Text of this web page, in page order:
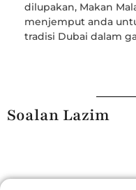
dilupakan, Makan
menjemput anda
tradisi Dubai dalam
Soalan Lazim